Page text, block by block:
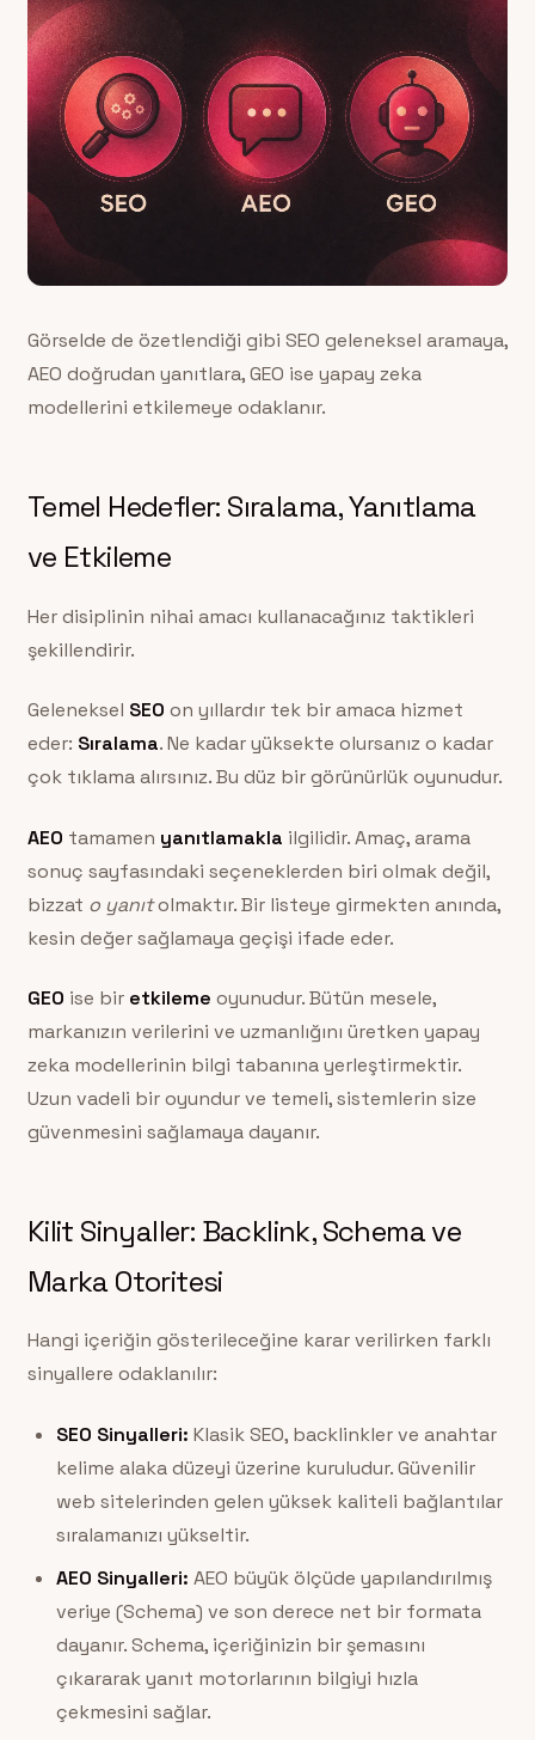
Görselde de özetlendiği gibi SEO geleneksel aramaya,
AEO doğrudan yanıtlara, GEO ise yapay zeka
modellerini etkilemeye odaklanır.
Temel Hedefler: Sıralama, Yanıtlama
ve Etkileme
Her disiplinin nihai amacı kullanacağınız taktikleri
şekillendirir.
Geleneksel SEO on yıllardır tek bir amaca hizmet
eder: Sıralama. Ne kadar yüksekte olursanız o kadar
çok tıklama alırsınız. Bu düz bir görünürlük oyunudur.
AEO tamamen yanıtlamakla ilgilidir. Amaç, arama
sonuç sayfasındaki seçeneklerden biri olmak değil,
bizzat o yanıtolmaktır. Bir listeye girmekten anında,
kesin değer sağlamaya geçişi ifade eder.
GEO ise bir etkileme oyunudur. Bütün mesele,
markanızın verilerini ve uzmanlığını üretken yapay
zeka modellerinin bilgi tabanına yerleştirmektir.
Uzun vadeli bir oyundur ve temeli, sistemlerin size
güvenmesini sağlamaya dayanır.
Kilit Sinyaller: Backlink, Schema ve
Marka Otoritesi
Hangi içeriğin gösterileceğine karar verilirken farklı
sinyallere odaklanılır:
SEO Sinyalleri: Klasik SEO, backlinkler ve anahtar
kelime alaka düzeyi üzerine kuruludur. Güvenilir
web sitelerinden gelen yüksek kaliteli bağlantılar
sıralamanızı yükseltir.
AEO Sinyalleri: AEO büyük ölçüde yapılandırılmış
veriye (Schema) ve son derece net bir formata
dayanır. Schema, içeriğinizin bir şemasını
çıkararak yanıt motorlarının bilgiyi hızla
çekmesini sağlar.